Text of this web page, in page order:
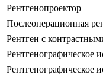
Рентгенопроектор
Послеоперационная
Рентген с
Рентгенографическое
Рентгенографическое